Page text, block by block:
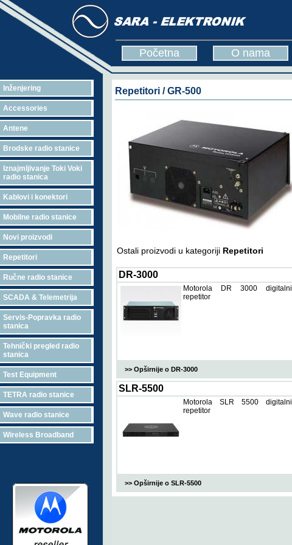
Početna O nama
Inženjering
Accessories
Antene
Brodske radio stanice
Iznajmljivanje Toki Voki
radio stanica
Kablovi i konektori
Mobilne radio stanice
Novi proizvodi
Repetitori
Ručne radio stanice
SCADA & Telemetrija
Servis-Popravka radio
stanica
Tehnički pregled radio
stanica
Test Equipment
TETRA radio stanice
Wave radio stanice
Wireless Broadband
Repetitori / GR-500
Ostali proizvodi u kategoriji Repetitori
DR-3000
Motorola DR 3000 digitalni
repetitor
>> Opširnije o DR-3000
SLR-5500
Motorola SLR 5500 digitalni
repetitor
>> Opširnije o SLR-5500